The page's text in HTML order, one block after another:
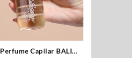
Perfume Capilar BALI